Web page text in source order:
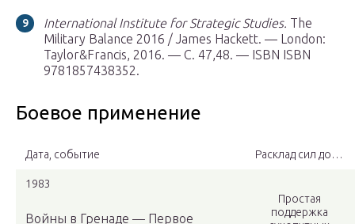
International Institute for Strategic Studies. The
Military Balance 2016 / James Hackett. — London:
Taylor&Francis, 2016. — С. 47,48. — ISBN ISBN
9781857438352.
Боевое применение
Дата, событие Расклад сил до…
1983
Войны в Гренаде — Первое
Простая
поддержка